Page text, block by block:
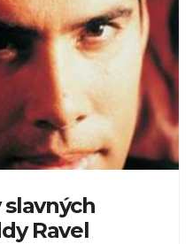
slavných
Ravel